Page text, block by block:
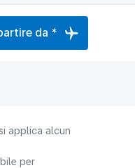
da *
applica alcun
per